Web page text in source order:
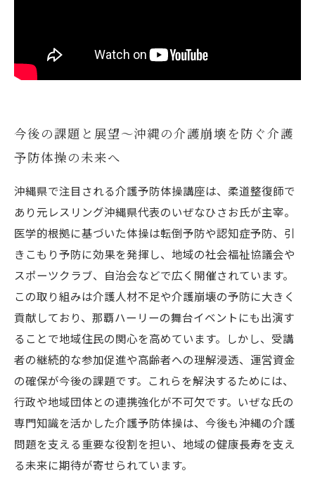
今後の課題と展望〜沖縄の介護崩壊を防ぐ介護
予防体操の未来へ
沖縄県で注目される介護予防体操講座は、柔道整復師で
あり元レスリング沖縄県代表のいぜなひさお氏が主宰。
医学的根拠に基づいた体操は転倒予防や認知症予防、引
きこもり予防に効果を発揮し、地域の社会福祉協議会や
スポーツクラブ、自治会などで広く開催されています。
この取り組みは介護人材不足や介護崩壊の予防に大きく
貢献しており、那覇ハーリーの舞台イベントにも出演す
ることで地域住民の関心を高めています。しかし、受講
者の継続的な参加促進や高齢者への理解浸透、運営資金
の確保が今後の課題です。これらを解決するためには、
行政や地域団体との連携強化が不可欠です。いぜな氏の
専門知識を活かした介護予防体操は、今後も沖縄の介護
問題を支える重要な役割を担い、地域の健康長寿を支え
る未来に期待が寄せられています。